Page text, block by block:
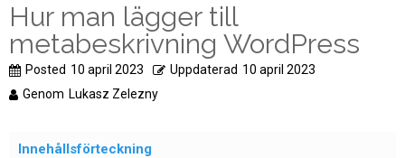
Hur man lägger till
metabeskrivning WordPress
Posted 10 april 2023 Uppdaterad 10 april 2023
Genom Lukasz Zelezny
Innehållsförteckning